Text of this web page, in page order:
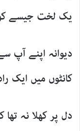
یک لخت جیسے
دیوانہ اپنے آپ
کانٹوں میں ایک
دل پر کھلا نہ